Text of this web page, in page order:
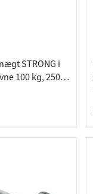
STRONG i
100 kg, 250 x